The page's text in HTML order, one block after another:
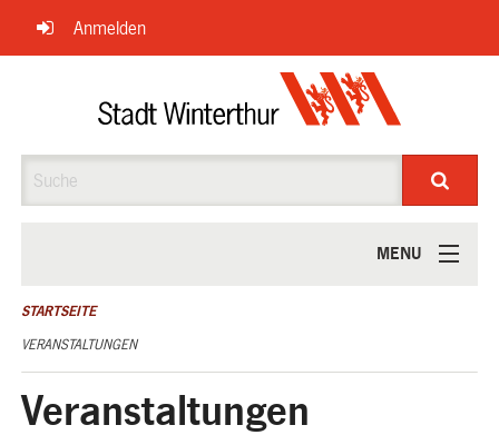
Navigation
überspringen
Anmelden
MENU
ÜBER UNS
STARTSEITE
VERANSTALTUNGEN
Veranstaltungen